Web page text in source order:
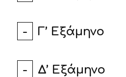
Γ’ Εξάμηνο
Δ’ Εξάμηνο